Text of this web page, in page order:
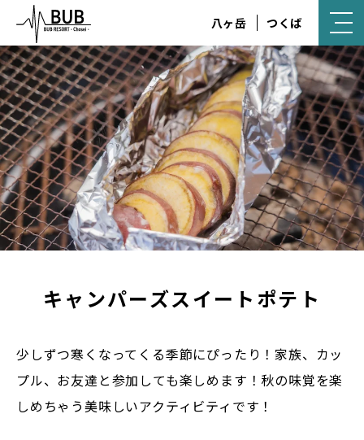
八ヶ岳 つくば
キャンパーズスイートポテト
少しずつ寒くなってくる季節にぴったり！家族、カッ
プル、お友達と参加しても楽しめます！秋の味覚を楽
しめちゃう美味しいアクティビティです！